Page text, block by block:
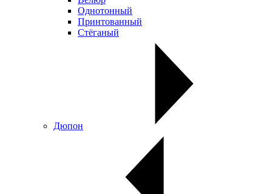
Однотонный
Принтованный
Стёганый
Дюпон